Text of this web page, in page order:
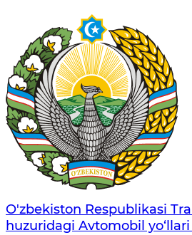
O'zbekiston Respublikasi
huzuridagi Avtomobil